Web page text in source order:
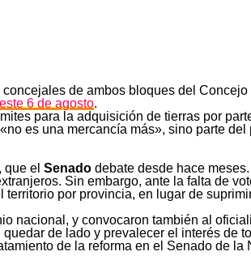
concejales de ambos bloques del
6 de agosto.
para la adquisición de tierras por
es una mercancía más», sino parte
, que el Senado debate desde hace
Sin embargo, ante la falta de
por provincia, en lugar de
nacional, y convocaron también al
de lado y prevalecer el interés de
de la reforma en el Senado de la